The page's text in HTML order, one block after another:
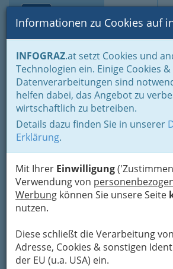
Suche
Informationen zu Cookies auf
INFOGRAZ.at setzt Cookies und
Technologien ein. Einige Cookies &
Datenverarbeitungen sind
helfen dabei, das Angebot zu
wirtschaftlich zu betreiben.
Details dazu finden Sie in unserer
Erklärung.
Mit Ihrer Einwilligung
Verwendung von
Werbung können Sie unsere Seite
nutzen.
Diese schließt die Verarbeitung
Adresse, Cookies & sonstigen
der EU (u.a. USA) ein.
Home Gastronomie
Unterkünfte,
Pensionen in Stadt und Land
Pension Alt-
Inh. Wolfgang Sedlar
Kärntner Straße 428 - 430, 8054
+43 316 281 631
+43 316 281 631 - 93
+43 664 420 22 33
Karte
Adresse mit Google Maps